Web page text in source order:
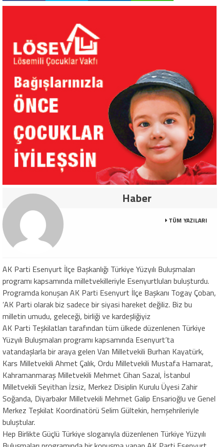
Haber
TÜM YAZILARI
AK Parti Esenyurt İlçe Başkanlığı Türkiye Yüzyılı Buluşmaları
programı kapsamında milletvekilleriyle Esenyurtluları buluşturdu.
Programda konuşan AK Parti Esenyurt İlçe Başkanı Togay Çoban,
‘AK Parti olarak biz sadece bir siyasi hareket değiliz. Biz bu
milletin umudu, geleceği, birliği ve kardeşliğiyiz
AK Parti Teşkilatları tarafından tüm ülkede düzenlenen Türkiye
Yüzyılı Buluşmaları programı kapsamında Esenyurt’ta
vatandaşlarla bir araya gelen Van Milletvekili Burhan Kayatürk,
Kars Milletvekili Ahmet Çalık, Ordu Milletvekili Mustafa Hamarat,
Kahramanmaraş Milletvekili Mehmet Cihan Sazal, İstanbul
Milletvekili Seyithan İzsiz, Merkez Disiplin Kurulu Üyesi Zahir
Soğanda, Diyarbakır Milletvekili Mehmet Galip Ensarioğlu ve Genel
Merkez Teşkilat Koordinatörü Selim Gültekin, hemşehrileriyle
buluştular.
Hep Birlikte Güçlü Türkiye sloganıyla düzenlenen Türkiye Yüzyılı